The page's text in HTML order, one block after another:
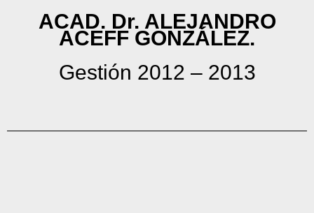
ACAD. Dr. ALEJANDRO
ACEFF GONZÁLEZ.
Gestión 2012 – 2013